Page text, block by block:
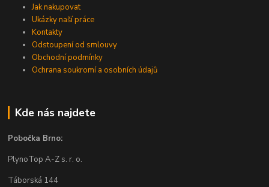
Jak nakupovat
Ukázky naší práce
Kontakty
Odstoupení od smlouvy
Obchodní podmínky
Ochrana soukromí a osobních údajů
Kde nás najdete
Pobočka Brno:
PlynoTop A-Z s. r. o.
Táborská 144